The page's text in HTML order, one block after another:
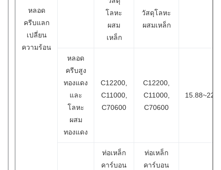
หลอด
ครีบแลก
เปลี่ยน
ความร้อน
โลหะ
ผสม
เหล็ก
วัสดุโลหะ
ผสมเหล็ก
หลอด
ครีบสูง
ทองแดง
และ
โลหะ
ผสม
ทองแดง
C12200,
C11000,
C70600
C12200,
C11000,
C70600
ท่อเหล็ก
คาร์บอน
ท่อเหล็ก
คาร์บอน